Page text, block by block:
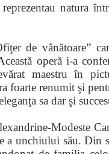
natura
de vânătoare”
operă i-a
maestru în
foarte renumit şi
sa dar şi
Modeste
unchiului său. Din